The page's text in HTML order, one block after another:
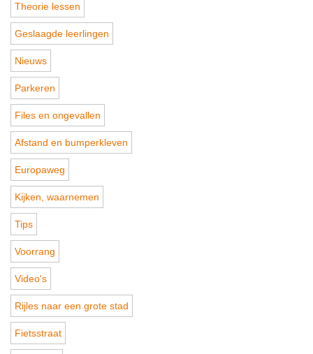
Theorie lessen
Geslaagde leerlingen
Nieuws
Parkeren
Files en ongevallen
Afstand en bumperkleven
Europaweg
Kijken, waarnemen
Tips
Voorrang
Video's
Rijles naar een grote stad
Fietsstraat